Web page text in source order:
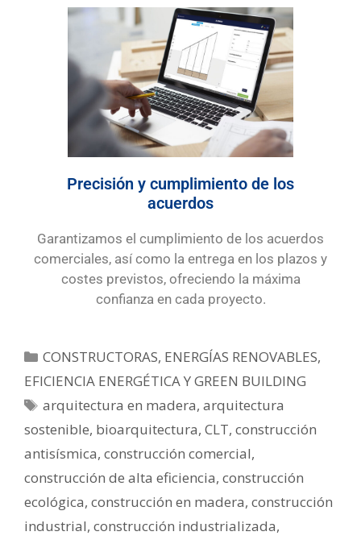
Precisión y cumplimiento de los
acuerdos
Garantizamos el cumplimiento de los acuerdos
comerciales, así como la entrega en los plazos y
costes previstos, ofreciendo la máxima
confianza en cada proyecto.
CONSTRUCTORAS, ENERGÍAS RENOVABLES,
EFICIENCIA ENERGÉTICA Y GREEN BUILDING
arquitectura en madera,arquitectura
sostenible, bioarquitectura, CLT, construcción
antisísmica, construcción comercial,
construcción de alta eficiencia, construcción
ecológica, construcción en madera, construcción
industrial, construcción industrializada,